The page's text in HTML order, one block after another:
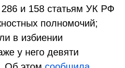
и 158 статьям УК РФ
полномочий;
в избиении
у него девяти